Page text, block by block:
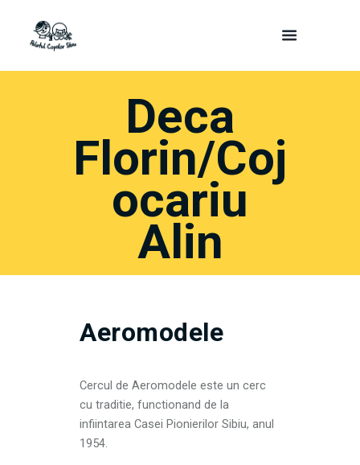
Deca
Florin/Coj
ocariu
Alin
Aeromodele
Cercul de Aeromodele este un cerc
cu traditie, functionand de la
infiintarea Casei Pionierilor Sibiu, anul
1954.